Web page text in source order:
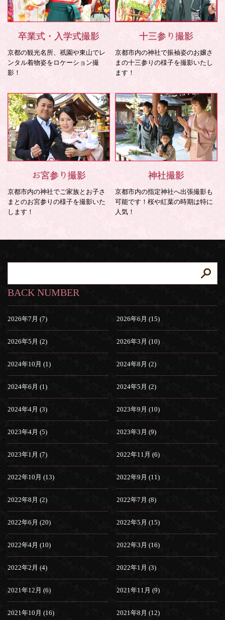
卒業式・入学式撮影
京都の観光名所、祇園や東山でレ
ンタル着物姿をロケーション撮
影！
十三参り撮影
京都市内の神社で振袖姿のお嬢さ
まの十三参りの様子を撮影いたし
ます！
お宮参り撮影
京都市内の神社でご家族とお子さ
まとのお宮参りの様子を撮影いた
します！
神社撮影
京都市内の指定神社へ出張撮影も
可能です！桜や紅葉の時期は特に
人気！
BACK NUMBER
2026年7月 (7) 2026年6月 (15)
2026年5月 (2) 2026年3月 (10)
2024年10月 (1) 2024年8月 (2)
2024年6月 (1) 2024年5月 (2)
2024年4月 (3) 2023年9月 (10)
2023年4月 (5) 2023年3月 (9)
2023年1月 (7) 2022年11月 (6)
2022年10月 (13) 2022年9月 (11)
2022年8月 (2) 2022年7月 (8)
2022年6月 (20) 2022年5月 (15)
2022年4月 (10) 2022年3月 (16)
2022年2月 (4) 2022年1月 (3)
2021年12月 (6) 2021年11月 (9)
2021年10月 (16) 2021年8月 (12)